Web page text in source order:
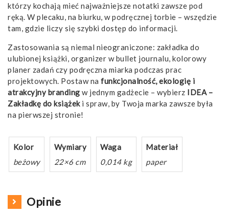
którzy kochają mieć najważniejsze notatki zawsze pod
ręką. W plecaku, na biurku, w podręcznej torbie – wszędzie
tam, gdzie liczy się szybki dostęp do informacji.
Zastosowania są niemal nieograniczone: zakładka do
ulubionej książki, organizer w bullet journalu, kolorowy
planer zadań czy podręczna miarka podczas prac
projektowych. Postaw na funkcjonalność, ekologię i
atrakcyjny branding w jednym gadżecie – wybierz IDEA –
Zakładkę do książeki spraw, by Twoja marka zawsze była
na pierwszej stronie!
Kolor
beżowy
Wymiary
22×6 cm
Waga
0,014 kg
Materiał
paper
Opinie